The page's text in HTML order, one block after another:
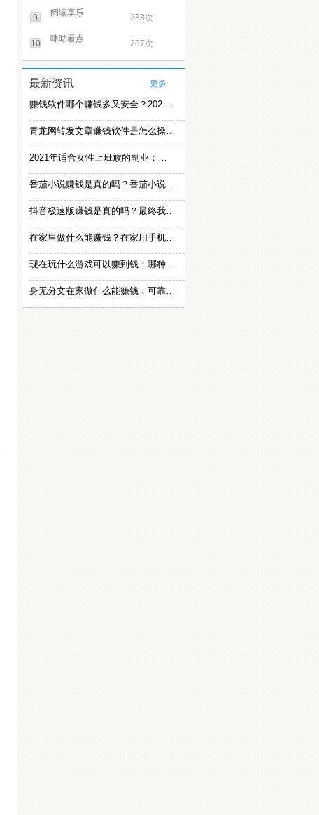
9 阅读享乐 288次
10 咪咕看点 287次
最新资讯 更多
赚钱软件哪个赚钱多又安全？2021精选赚钱软件
青龙网转发文章赚钱软件是怎么操作的？
2021年适合女性上班族的副业：女生在家赚钱兼职推荐
番茄小说赚钱是真的吗？番茄小说怎么操作赚钱
抖音极速版赚钱是真的吗？最终我还是放弃刷视频赚钱
在家里做什么能赚钱？在家用手机赚钱的方法
现在玩什么游戏可以赚到钱：哪种游戏赚钱比较快？
身无分文在家做什么能赚钱：可靠的在家赚钱方法